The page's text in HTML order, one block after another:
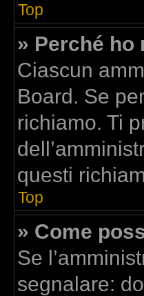
Top
» Perché
Ciascun
Board. Se
richiamo. Ti
questi
Top
» Come
Se
segnalare: